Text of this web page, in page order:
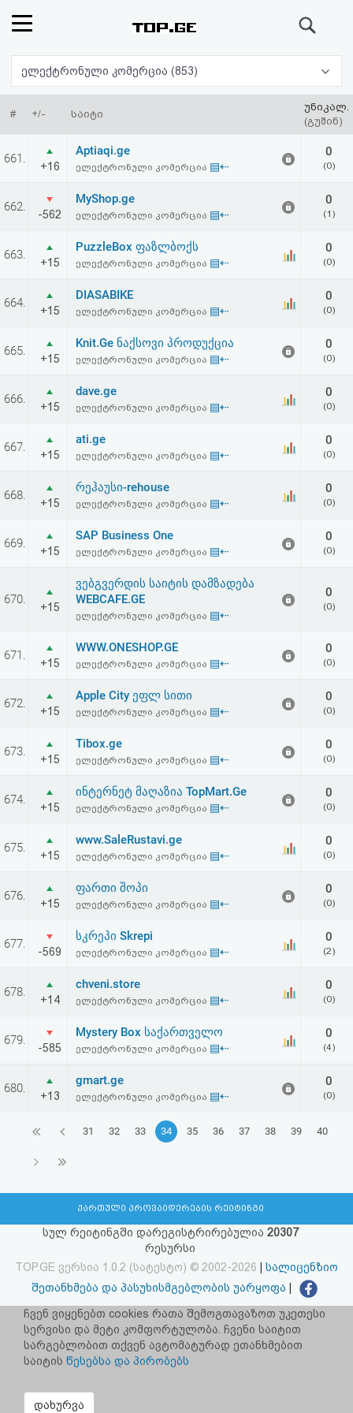
რეიტინგი
(მთავარი)
ფოსტა
პასუხი
ავტორიზაცია
რეგისტრაცია
პაროლის
აღდგენა
HTML
კოდი
სალიცენზიო
შეთანხმება
უარყოფა
ელექტრონული კომერცია (853)
# +/- საიტი
უნიკალ.
(გუშინ)
661.
+16
Aptiaqi.ge
ელექტრონული კომერცია ▤⇠
0
(0)
662.
-562
MyShop.ge
ელექტრონული კომერცია ▤⇠
0
(1)
663.
+15
PuzzleBox ფაზლბოქს
ელექტრონული კომერცია ▤⇠
0
(0)
664.
+15
DIASABIKE
ელექტრონული კომერცია ▤⇠
0
(0)
665.
+15
Knit.Ge ნაქსოვი პროდუქცია
ელექტრონული კომერცია ▤⇠
0
(0)
666.
+15
dave.ge
ელექტრონული კომერცია ▤⇠
0
(0)
667.
+15
ati.ge
ელექტრონული კომერცია ▤⇠
0
(0)
668.
+15
რეჰაუსი-rehouse
ელექტრონული კომერცია ▤⇠
0
(0)
669.
+15
SAP Business One
ელექტრონული კომერცია ▤⇠
0
(0)
670.
+15
ვებგვერდის საიტის დამზადება
WEBCAFE.GE
ელექტრონული კომერცია ▤⇠
0
(0)
671.
+15
WWW.ONESHOP.GE
ელექტრონული კომერცია ▤⇠
0
(0)
672.
+15
Apple City ეფლ სითი
ელექტრონული კომერცია ▤⇠
0
(0)
673.
+15
Tibox.ge
ელექტრონული კომერცია ▤⇠
0
(0)
674.
+15
ინტერნეტ მაღაზია TopMart.Ge
ელექტრონული კომერცია ▤⇠
0
(0)
675.
+15
www.SaleRustavi.ge
ელექტრონული კომერცია ▤⇠
0
(0)
676.
+15
ფართი შოპი
ელექტრონული კომერცია ▤⇠
0
(0)
677.
-569
სკრეპი Skrepi
ელექტრონული კომერცია ▤⇠
0
(2)
678.
+14
chveni.store
ელექტრონული კომერცია ▤⇠
0
(0)
679.
-585
Mystery Box საქართველო
ელექტრონული კომერცია ▤⇠
0
(4)
680.
+13
gmart.ge
ელექტრონული კომერცია ▤⇠
0
(0)
31 32 33 34 35 36 37 38 39 40
ქართული პროვაიდერების რეიტინგი
სულ რეიტინგში დარეგისტრირებულია 20307
რესურსი
TOP.GE ვერსია 1.0.2 (სატესტო) © 2002-2026
სალიცენზიო
შეთანხმება და პასუხისმგებლობის უარყოფა
facebook.com/TOP.GE
იხილეთ TOP.GE - ის ძველი ვერსია ბმულზე
TOP.GE-ს სერვერების განთავსებას და ინტერნეტთან კავშირს
ჩვენ ვიყენებთ cookies რათა შემოგთავაზოთ უკეთესი
სერვისი და მეტი კომფორტულობა. ჩვენი საიტით
სარგებლობით თქვენ ავტომატურად ეთანხმებით
საიტის წესებსა და პირობებს
დახურვა